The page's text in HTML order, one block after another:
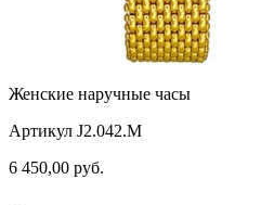
Женские наручные часы
Артикул J2.042.M
6 450,00 руб.